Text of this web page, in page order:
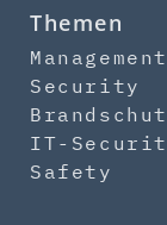
Themen
Management
Security
IT-
Safety